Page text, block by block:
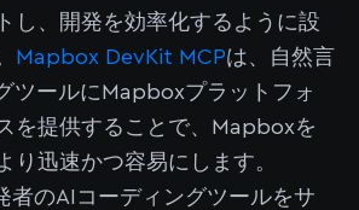
し、開発を効率化するように設
Mapbox DevKit MCPは、自然言
ツールにMapboxプラットフォ
を提供することで、Mapboxを
り迅速かつ容易にします。
者のAIコーディングツールをサ